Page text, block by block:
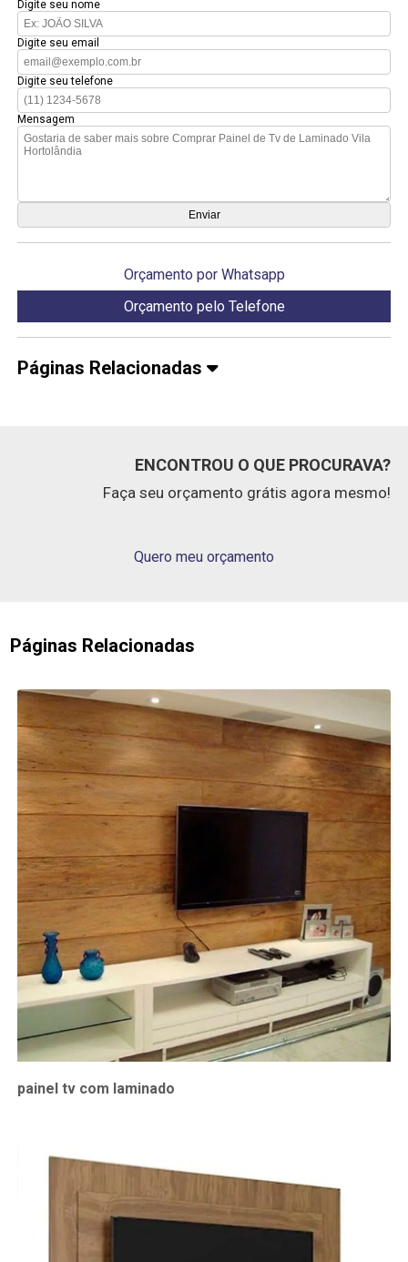
Digite seu nome
Digite seu email
Digite seu telefone
Mensagem
Orçamento por Whatsapp
Orçamento pelo Telefone
Páginas Relacionadas
ENCONTROU O QUE PROCURAVA?
Faça seu orçamento grátis agora mesmo!
Quero meu orçamento
Páginas Relacionadas
painel tv com laminado